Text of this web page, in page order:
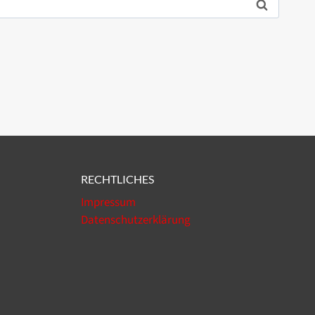
RECHTLICHES
Impressum
Datenschutzerklärung